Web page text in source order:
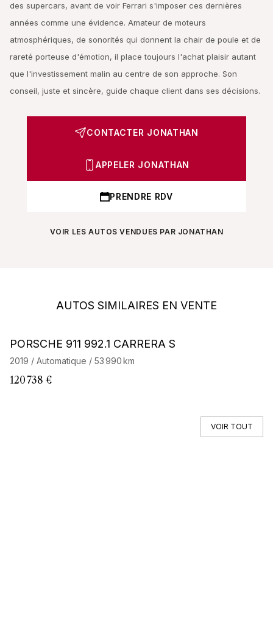
des supercars, avant de voir Ferrari s'imposer ces dernières
années comme une évidence. Amateur de moteurs
atmosphériques, de sonorités qui donnent la chair de poule et de
rareté porteuse d'émotion, il place toujours l'achat plaisir autant
que l'investissement malin au centre de son approche. Son
conseil, juste et sincère, guide chaque client dans ses décisions.
CONTACTER JONATHAN
APPELER JONATHAN
PRENDRE RDV
VOIR LES AUTOS VENDUES PAR JONATHAN
AUTOS SIMILAIRES EN VENTE
Barnes Exclusive Stock CarJager
PORSCHE 911 992.1 CARRERA S
2019 / Automatique / 53 990 km
120 738 €
VOIR TOUT